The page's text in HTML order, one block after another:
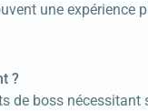
une expérience
?
de boss